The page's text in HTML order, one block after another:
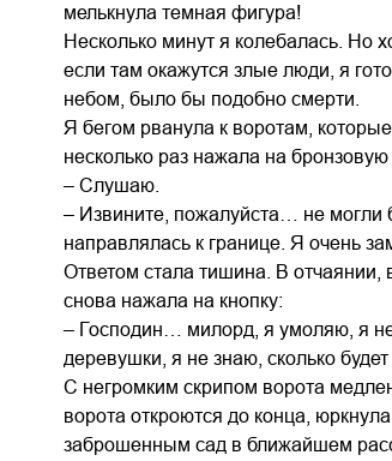
мелькнула темная фигура!
Несколько минут я колебалась. Но
если там окажутся злые люди, я
небом, было бы подобно смерти.
Я бегом рванула к воротам,
несколько раз нажала на
– Слушаю.
– Извините, пожалуйста… не могли
направлялась к границе. Я очень
Ответом стала тишина. В отчаянии,
снова нажала на кнопку:
– Господин… милорд, я умоляю, я
деревушки, я не знаю, сколько будет
С негромким скрипом ворота
ворота откроются до конца,
заброшенным сад в ближайшем